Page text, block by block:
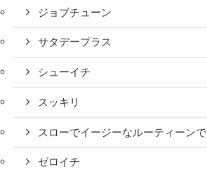
ジョブチューン
サタデープラス
シューイチ
スッキリ
スローでイージーなルーティーンで
ゼロイチ